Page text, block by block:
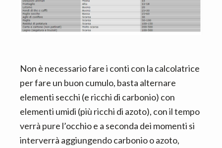
Non è necessario fare i conti con la calcolatrice
per fare un buon cumulo, basta alternare
elementi secchi (e ricchi di carbonio) con
elementi umidi (più ricchi di azoto), con il tempo
verrà pure l’occhio e a seconda dei momenti si
interverrà aggiungendo carbonio o azoto,